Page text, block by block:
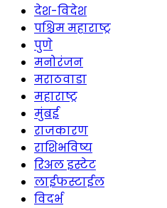
देश-विदेश
पश्चिम महाराष्ट्र
पुणे
मनोरंजन
मराठवाडा
महाराष्ट्र
मुंबई
राजकारण
राशिभविष्य
रिअल इस्टेट
लाईफस्टाईल
विदर्भ